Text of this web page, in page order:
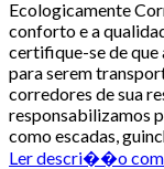
Ecologicamente
conforto e a
certifique-se de que
para serem
corredores de sua
responsabilizamos
como escadas,
Ler descri��o